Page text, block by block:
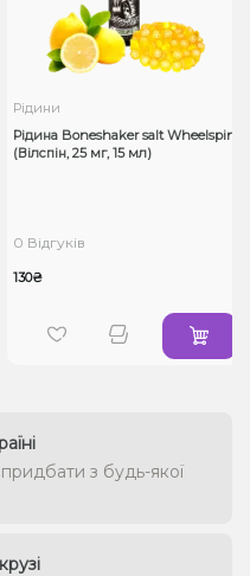
Рідини
Рідина Boneshaker salt Wheelspin
(Вілспін, 25 мг, 15 мл)
0 Відгуків
130₴
з будь-якої